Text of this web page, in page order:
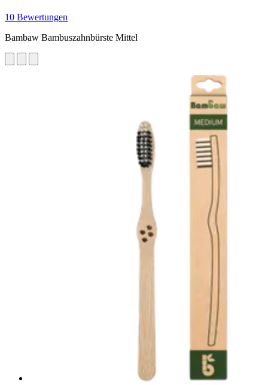
10 Bewertungen
Bambaw Bambuszahnbürste Mittel